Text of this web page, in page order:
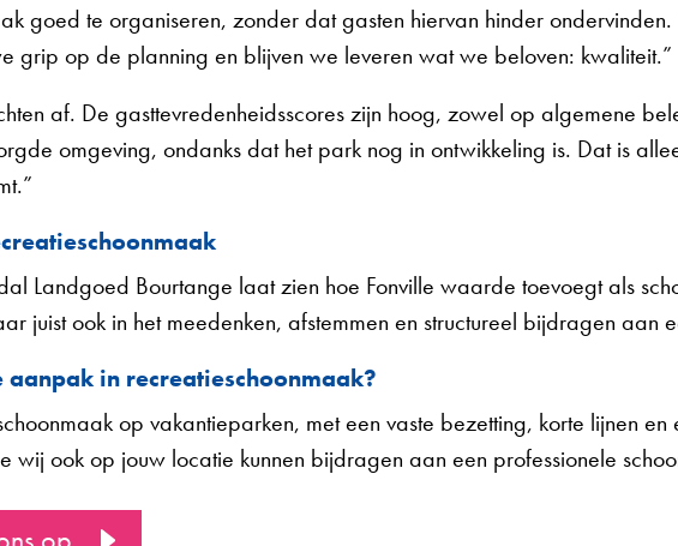
goed te organiseren, zonder dat gasten hiervan hinder
grip op de planning en blijven we leveren wat we beloven: kwaliteit.”
af. De gasttevredenheidsscores zijn hoog, zowel op algemene
omgeving, ondanks dat het park nog in ontwikkeling is. Dat is
Landgoed Bourtange laat zien hoe Fonville waarde toevoegt als
juist ook in het meedenken, afstemmen en structureel bijdragen aan
in recreatieschoonmaak?
op vakantieparken, met een vaste bezetting, korte lijnen
wij ook op jouw locatie kunnen bijdragen aan een professionele